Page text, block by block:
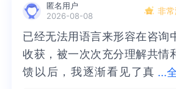
吗？）。
小丘感到甚是迷惑，为什么我们挣脱
富精彩的大学生活后，反而自尊水平
不得其解之下，他看到一则大一学生
匿名用户
2026-08-08
非
...
已经无法用语言来形容在咨询
收获，被一次次充分理解共情
馈以后，我逐渐看见了真
已经无法用语言来形容在咨询
收获，被一次次充分理解共情
馈以后，我逐渐看见了真实